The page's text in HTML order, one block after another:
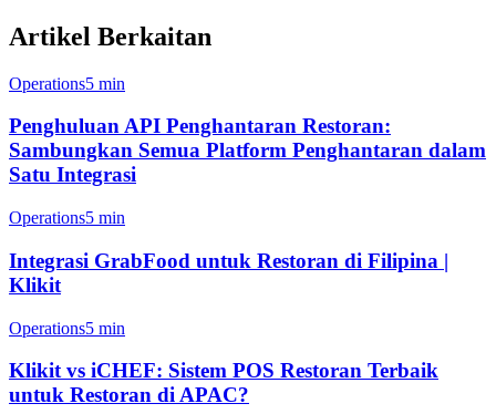
Artikel Berkaitan
Operations5 min
Penghuluan API Penghantaran Restoran:
Sambungkan Semua Platform Penghantaran dalam
Satu Integrasi
Operations5 min
Integrasi GrabFood untuk Restoran di Filipina |
Klikit
Operations5 min
Klikit vs iCHEF: Sistem POS Restoran Terbaik
untuk Restoran di APAC?